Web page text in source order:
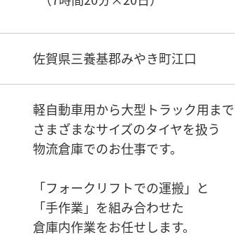
佐賀県三養基郡みやき町江口
軽自動車用から大型トラック用まで
さまざまなサイズのタイヤを扱う
物流倉庫でのお仕事です。
「フォークリフトでの運搬」と
「手作業」を組み合わせた
倉庫内作業をお任せします。